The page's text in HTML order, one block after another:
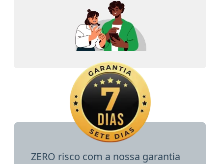
ZERO risco com a nossa garantia